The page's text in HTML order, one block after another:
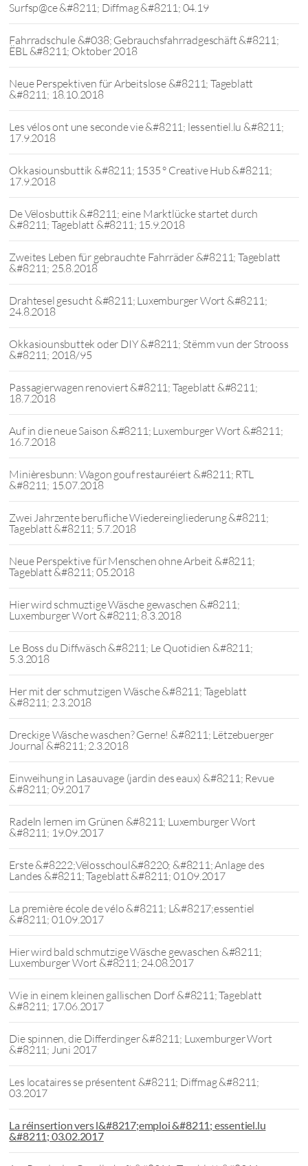
Surfsp@ce &#8211; Diffmag &#8211; 04.19
Fahrradschule &#038; Gebrauchsfahrradgeschäft &#8211;
ËBL &#8211; Oktober 2018
Neue Perspektiven für Arbeitslose &#8211; Tageblatt
&#8211; 18.10.2018
Les vélos ont une seconde vie &#8211; lessentiel.lu &#8211;
17.9.2018
Okkasiounsbuttik &#8211; 1535 ° Creative Hub &#8211;
17.9.2018
De Vëlosbuttik &#8211; eine Marktlücke startet durch
&#8211; Tageblatt &#8211; 15.9.2018
Zweites Leben für gebrauchte Fahrräder &#8211; Tageblatt
&#8211; 25.8.2018
Drahtesel gesucht &#8211; Luxemburger Wort &#8211;
24.8.2018
Okkasiounsbuttek oder DIY &#8211; Stëmm vun der Strooss
&#8211; 2018/95
Passagierwagen renoviert &#8211; Tageblatt &#8211;
18.7.2018
Auf in die neue Saison &#8211; Luxemburger Wort &#8211;
16.7.2018
Minièresbunn: Wagon gouf restauréiert &#8211; RTL
&#8211; 15.07.2018
Zwei Jahrzente berufliche Wiedereingliederung &#8211;
Tageblatt &#8211; 5.7.2018
Neue Perspektive für Menschen ohne Arbeit &#8211;
Tageblatt &#8211; 05.2018
Hier wird schmuztige Wäsche gewaschen &#8211;
Luxemburger Wort &#8211; 8.3.2018
Le Boss du Diffwäsch &#8211; Le Quotidien &#8211;
5.3.2018
Her mit der schmutzigen Wäsche &#8211; Tageblatt
&#8211; 2.3.2018
Dreckige Wäsche waschen? Gerne! &#8211; Lëtzebuerger
Journal &#8211; 2.3.2018
Einweihung in Lasauvage (jardin des eaux) &#8211; Revue
&#8211; 09.2017
Radeln lernen im Grünen &#8211; Luxemburger Wort
&#8211; 19.09.2017
Erste &#8222;Vëlosschoul&#8220; &#8211; Anlage des
Landes &#8211; Tageblatt &#8211; 01.09.2017
La première école de vélo &#8211; L&#8217;essentiel
&#8211; 01.09.2017
Hier wird bald schmutzige Wäsche gewaschen &#8211;
Luxemburger Wort &#8211; 24.08.2017
Wie in einem kleinen gallischen Dorf &#8211; Tageblatt
&#8211; 17.06.2017
Die spinnen, die Differdinger &#8211; Luxemburger Wort
&#8211; Juni 2017
Les locataires se présentent &#8211; Diffmag &#8211;
03.2017
La réinsertion vers l&#8217;emploi &#8211; essentiel.lu
&#8211; 03.02.2017